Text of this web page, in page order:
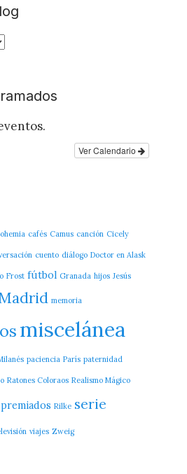
Ver Calendario
cafés Camus canción Cicely
cuento diálogo Doctor en Alask
Frost fútbol Granada hijos Jesús
memoria
miscelánea
paciencia París paternidad
Ratones Coloraos Realismo Mágico
Rilke serie
viajes Zweig